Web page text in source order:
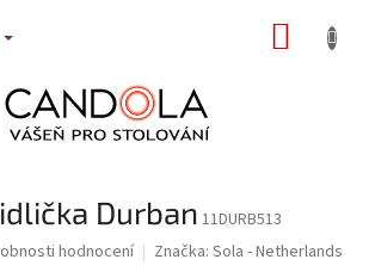
Durban 11DURB513
hodnocení Značka: Sola - Netherlands